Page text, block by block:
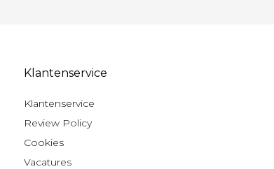
Klantenservice
Klantenservice
Review Policy
Cookies
Vacatures